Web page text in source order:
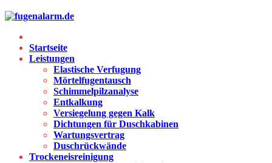
Startseite
Leistungen
Elastische Verfugung
Mörtelfugentausch
Schimmelpilzanalyse
Entkalkung
Versiegelung gegen Kalk
Dichtungen für Duschkabinen
Wartungsvertrag
Duschrückwände
Trockeneisreinigung